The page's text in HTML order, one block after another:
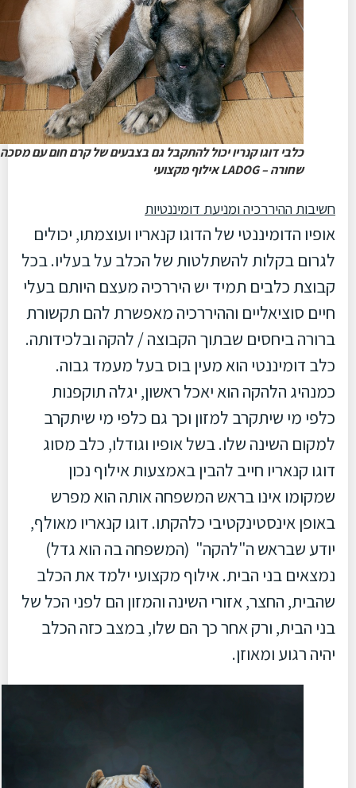
כלבי דוגו קנריו יכול להתקבל גם בצבעים של קרם חום עם מסכה
שחורה – LADOG אילוף מקצועי
חשיבות ההיררכיה ומניעת דומיננטיות
אופיו הדומיננטי של הדוגו קנאריו ועוצמתו, יכולים
לגרום בקלות להשתלטות של הכלב על בעליו. בכל
קבוצת כלבים תמיד יש היררכיה מעצם היותם בעלי
חיים סוציאליים וההיררכיה מאפשרת להם תקשורת
ברורה ביחסים שבתוך הקבוצה / להקה ובלכידותה.
כלב דומיננטי הוא מעין בוס בעל מעמד גבוה.
כמנהיג הלהקה הוא יאכל ראשון, יגלה תוקפנות
כלפי מי שיתקרב למזון וכך גם כלפי מי שיתקרב
למקום השינה שלו. בשל אופיו וגודלו, כלב מסוג
דוגו קנאריו חייב להבין באמצעות אילוף נכון
שמקומו אינו בראש המשפחה אותה הוא מפרש
באופן אינסטינקטיבי כלהקתו. דוגו קנאריו מאולף,
יודע שבראש ה"להקה" (המשפחה בה הוא גדל)
נמצאים בני הבית. אילוף מקצועי ילמד את הכלב
שהבית, החצר, אזורי השינה והמזון הם לפני הכל של
בני הבית, ורק אחר כך הם שלו, במצב כזה הכלב
יהיה רגוע ומאוזן.